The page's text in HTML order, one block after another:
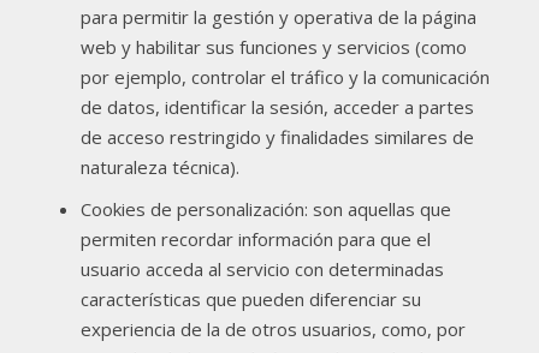
para permitir la gestión y operativa de la página
web y habilitar sus funciones y servicios (como
por ejemplo, controlar el tráfico y la comunicación
de datos, identificar la sesión, acceder a partes
de acceso restringido y finalidades similares de
naturaleza técnica).
Cookies de personalización: son aquellas que
permiten recordar información para que el
usuario acceda al servicio con determinadas
características que pueden diferenciar su
experiencia de la de otros usuarios, como, por